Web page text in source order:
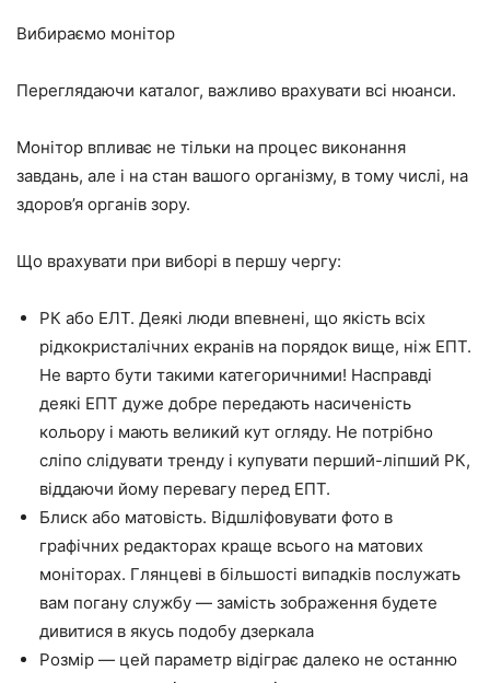
Вибираємо монітор
Переглядаючи каталог, важливо врахувати всі нюанси.
Монітор впливає не тільки на процес виконання
завдань, але і на стан вашого організму, в тому числі, на
здоров’я органів зору.
Що врахувати при виборі в першу чергу:
РК або ЕЛТ. Деякі люди впевнені, що якість всіх
рідкокристалічних екранів на порядок вище, ніж ЕПТ.
Не варто бути такими категоричними! Насправді
деякі ЕПТ дуже добре передають насиченість
кольору і мають великий кут огляду. Не потрібно
сліпо слідувати тренду і купувати перший-ліпший РК,
віддаючи йому перевагу перед ЕПТ.
Блиск або матовість. Відшліфовувати фото в
графічних редакторах краще всього на матових
моніторах. Глянцеві в більшості випадків послужать
вам погану службу — замість зображення будете
дивитися в якусь подобу дзеркала
Розмір — цей параметр відіграє далеко не останню